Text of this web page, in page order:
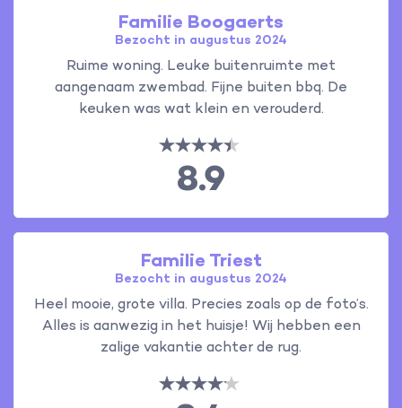
Familie Boogaerts
Bezocht in augustus 2024
Ruime woning. Leuke buitenruimte met
aangenaam zwembad. Fijne buiten bbq. De
keuken was wat klein en verouderd.
8.9
Familie Triest
Bezocht in augustus 2024
Heel mooie, grote villa. Precies zoals op de foto’s.
Alles is aanwezig in het huisje! Wij hebben een
zalige vakantie achter de rug.